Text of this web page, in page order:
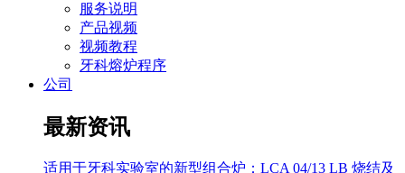
服务说明
产品视频
视频教程
牙科熔炉程序
公司
最新资讯
适用于牙科实验室的新型组合炉：LCA 04/13 LB 烧结及